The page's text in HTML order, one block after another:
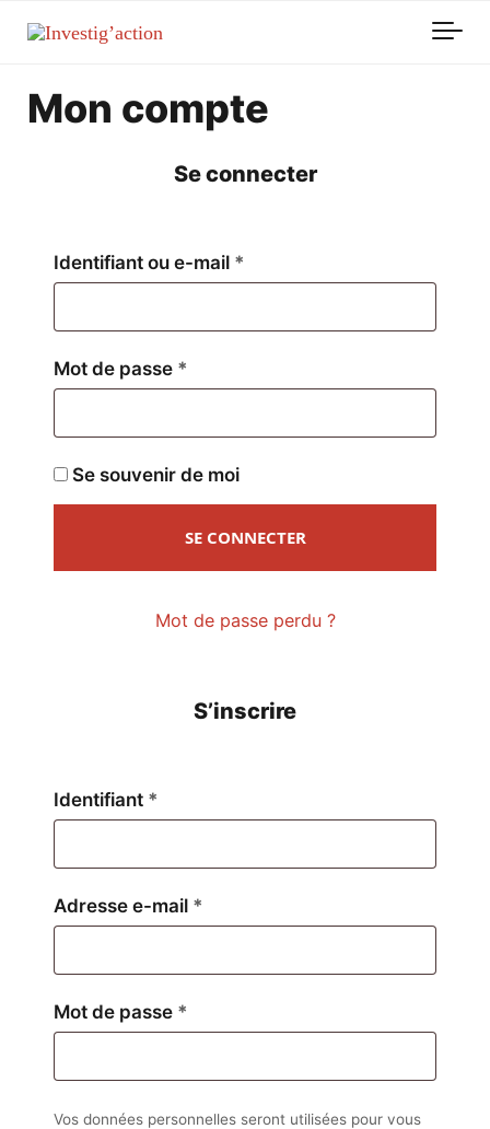
Mon compte
Se connecter
Identifiant ou e-mail *
Mot de passe *
Se souvenir de moi
SE CONNECTER
Mot de passe perdu ?
S’inscrire
Identifiant *
Adresse e-mail *
Mot de passe *
Vos données personnelles seront utilisées pour vous